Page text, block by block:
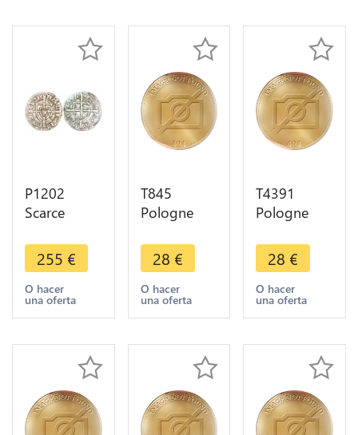
offer
P1202
Scarce
Teutonic
Order
Johann von
Tiefen
grosz
Klippe XF
255 €
O hacer
una oferta
T845
Pologne
Polska
Duché
Varsovia 3
Grosze
Friedrich -
>M Offe
28 €
O hacer
una oferta
T4391
Pologne
Poltorak
Sigismond
III Vasa
1621 ->
28 €
O hacer
una oferta